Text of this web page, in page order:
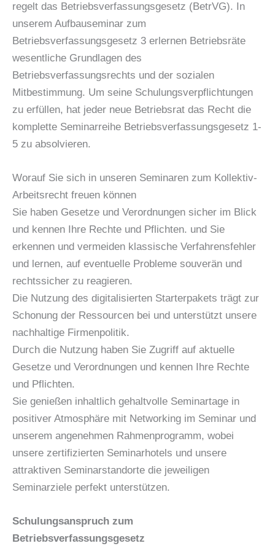
regelt das Betriebsverfassungsgesetz (BetrVG). In
unserem Aufbauseminar zum
Betriebsverfassungsgesetz 3 erlernen Betriebsräte
wesentliche Grundlagen des
Betriebsverfassungsrechts und der sozialen
Mitbestimmung. Um seine Schulungsverpflichtungen
zu erfüllen, hat jeder neue Betriebsrat das Recht die
komplette Seminarreihe Betriebsverfassungsgesetz 1-
5 zu absolvieren.
Worauf Sie sich in unseren Seminaren zum Kollektiv-
Arbeitsrecht freuen können
Sie haben Gesetze und Verordnungen sicher im Blick
und kennen Ihre Rechte und Pflichten. und Sie
erkennen und vermeiden klassische Verfahrensfehler
und lernen, auf eventuelle Probleme souverän und
rechtssicher zu reagieren.
Die Nutzung des digitalisierten Starterpakets trägt zur
Schonung der Ressourcen bei und unterstützt unsere
nachhaltige Firmenpolitik.
Durch die Nutzung haben Sie Zugriff auf aktuelle
Gesetze und Verordnungen und kennen Ihre Rechte
und Pflichten.
Sie genießen inhaltlich gehaltvolle Seminartage in
positiver Atmosphäre mit Networking im Seminar und
unserem angenehmen Rahmenprogramm, wobei
unsere zertifizierten Seminarhotels und unsere
attraktiven Seminarstandorte die jeweiligen
Seminarziele perfekt unterstützen.
Schulungsanspruch zum
Betriebsverfassungsgesetz